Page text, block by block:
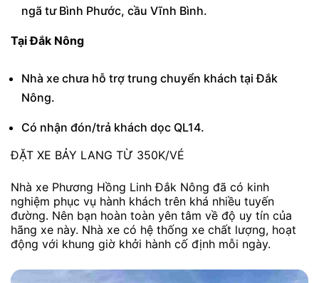
ngã tư Bình Phước, cầu Vĩnh Bình.
Tại Đắk Nông
Nhà xe chưa hỗ trợ trung chuyển khách tại Đắk
Nông.
Có nhận đón/trả khách dọc QL14.
ĐẶT XE BẢY LANG TỪ 350K/VÉ
Nhà xe Phương Hồng Linh Đắk Nông đã có kinh
nghiệm phục vụ hành khách trên khá nhiều tuyến
đường. Nên bạn hoàn toàn yên tâm về độ uy tín của
hãng xe này. Nhà xe có hệ thống xe chất lượng, hoạt
động với khung giờ khởi hành cố định mỗi ngày.